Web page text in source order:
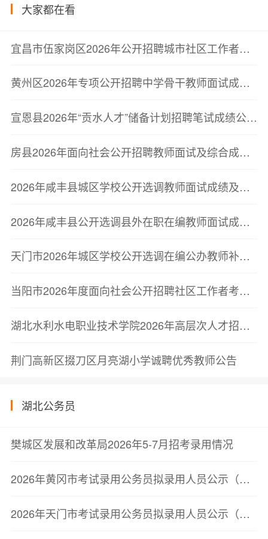
大家都在看
宜昌市伍家岗区2026年公开招聘城市社区工作者笔试成绩及最低合格分数线公告
黄州区2026年专项公开招聘中学骨干教师面试成绩及综合成绩排名公告
宣恩县2026年“贡水人才”储备计划招聘笔试成绩公示及第二批次面试资格复审公告
房县2026年面向社会公开招聘教师面试及综合成绩公告
2026年咸丰县城区学校公开选调教师面试成绩及总成绩公示
2026年咸丰县公开选调县外在职在编教师面试成绩及总成绩公示
天门市2026年城区学校公开选调在编公办教师补充公告
当阳市2026年度面向社会公开招聘社区工作者考试综合成绩、参加体检及纳入专职社区工作者后备人才库人员公告
湖北水利水电职业技术学院2026年高层次人才招聘公告
荆门高新区掇刀区月亮湖小学诚聘优秀教师公告
湖北公务员
樊城区发展和改革局2026年5-7月招考录用情况
2026年黄冈市考试录用公务员拟录用人员公示（第三批）
2026年天门市考试录用公务员拟录用人员公示（第二批）